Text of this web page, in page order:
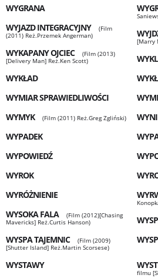
WYGRANA
WYJAZD INTEGRACYJNY
(Film
(2011) Reż.Przemek Angerman)
[Marry
WYKAPANY OJCIEC
(Film (2013)
[Delivery Man] Reż.Ken Scott)
WYKŁAD
WYMIAR SPRAWIEDLIWOŚCI
WYMYK
(Film (2011) Reż.Greg Zgliński)
WYPADEK
WYPOWIEDŹ
WYROK
WYRÓŻNIENIE
WYSOKA FALA
(Film (2012)[Chasing
Mavericks] Reż.Curtis Hanson)
WYSPA TAJEMNIC
(Film (2009)
[Shutter Island] Reż.Martin Scorsese)
WYSTAWY
filmu